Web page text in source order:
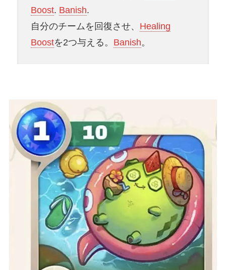
Boost. Banish.
自分のチームを回復させ、 Healing
Boostを2つ与える。 Banish。